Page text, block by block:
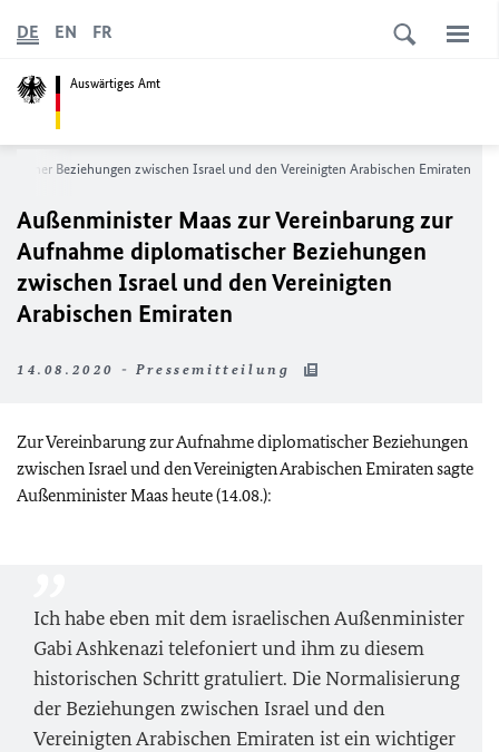
Auswärtiges Amt
DE EN FR
Beziehungen zwischen Israel und den Vereinigten Arabischen Emiraten
Außenminister Maas zur Vereinbarung zur
Aufnahme diplomatischer Beziehungen
zwischen Israel und den Vereinigten
Arabischen Emiraten
14.08.2020 - Pressemitteilung
Zur Vereinbarung zur Aufnahme diplomatischer Beziehungen
zwischen Israel und den Vereinigten Arabischen Emiraten sagte
Außenminister Maas heute (14.08.):
Ich habe eben mit dem israelischen Außenminister
Gabi Ashkenazi telefoniert und ihm zu diesem
historischen Schritt gratuliert. Die Normalisierung
der Beziehungen zwischen Israel und den
Vereinigten Arabischen Emiraten ist ein wichtiger